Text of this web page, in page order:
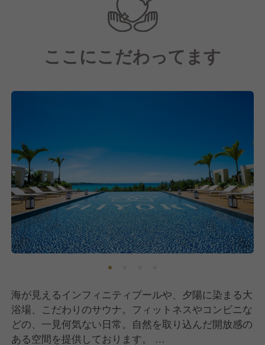
そのためメンバーの目線はいつだって目標の達成に向
かっており、お互いを認め合う雰囲気が行き渡ってい
ながら、日々成長を感じて頂けます。
で過ごしていただきたいと心からの想いで一生懸命に
働くこと。
お客様や仲間に楽しんでいただける様々な企画を提
案・実行していただくこと。
それに挑戦したい皆様のご応募をお待ちしています。
ここにこだわってます
海が見えるインフィニティプールや、夕陽に染まる大
浴場、こだわりのサウナ。フィットネスやコンビニな
どの、一見何気ない日常。自然を取り込んだ開放感の
ある空間を提供しております。